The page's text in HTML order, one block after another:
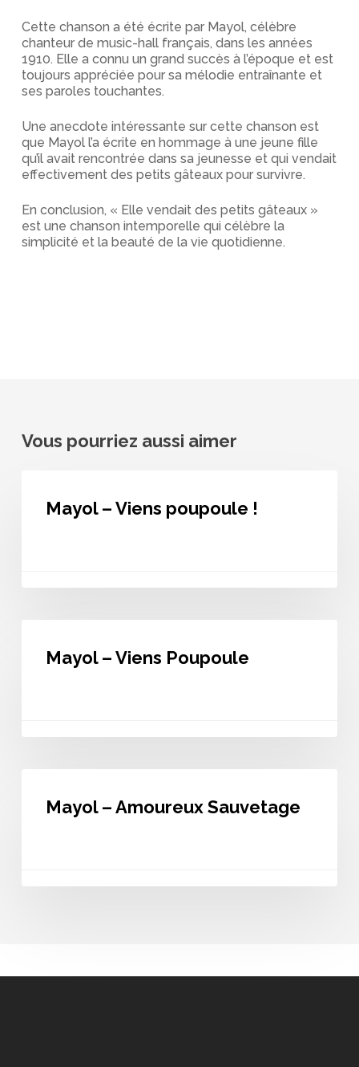
Cette chanson a été écrite par Mayol, célèbre
chanteur de music-hall français, dans les années
1910. Elle a connu un grand succès à l’époque et est
toujours appréciée pour sa mélodie entraînante et
ses paroles touchantes.
Une anecdote intéressante sur cette chanson est
que Mayol l’a écrite en hommage à une jeune fille
qu’il avait rencontrée dans sa jeunesse et qui vendait
effectivement des petits gâteaux pour survivre.
En conclusion, « Elle vendait des petits gâteaux »
est une chanson intemporelle qui célèbre la
simplicité et la beauté de la vie quotidienne.
Vous pourriez aussi aimer
ViensMayol – Viens poupoule !
ViensMayol – Viens Poupoule
Amoureux
Mayol – Amoureux Sauvetage